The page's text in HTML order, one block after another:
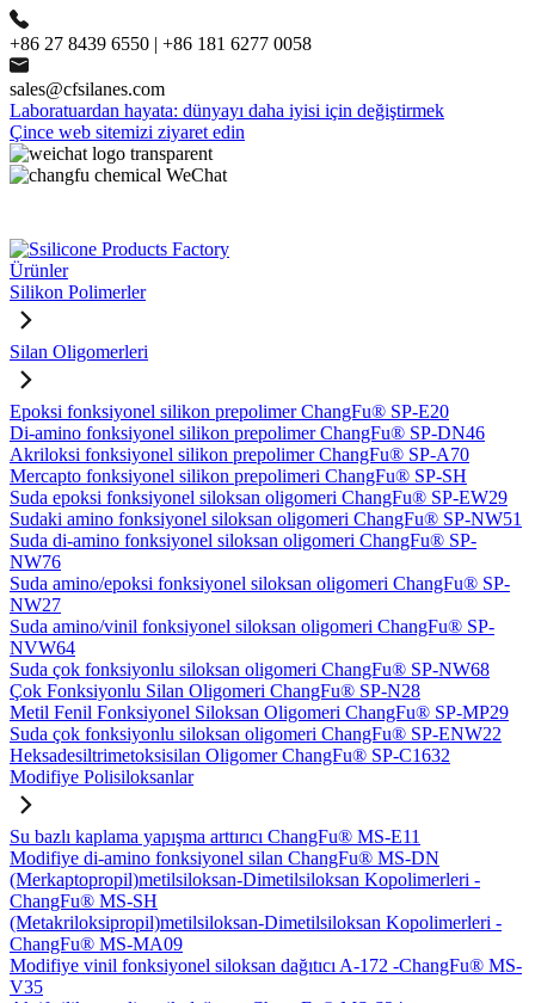
+86 27 8439 6550 | +86 181 6277 0058
sales@cfsilanes.com
Laboratuardan hayata: dünyayı daha iyisi için değiştirmek
Çince web sitemizi ziyaret edin
Ürünler
Silikon Polimerler
Silan Oligomerleri
Epoksi fonksiyonel silikon prepolimer ChangFu® SP-E20
Di-amino fonksiyonel silikon prepolimer ChangFu® SP-DN46
Akriloksi fonksiyonel silikon prepolimer ChangFu® SP-A70
Mercapto fonksiyonel silikon prepolimeri ChangFu® SP-SH
Suda epoksi fonksiyonel siloksan oligomeri ChangFu® SP-EW29
Sudaki amino fonksiyonel siloksan oligomeri ChangFu® SP-NW51
Suda di-amino fonksiyonel siloksan oligomeri ChangFu® SP-
NW76
Suda amino/epoksi fonksiyonel siloksan oligomeri ChangFu® SP-
NW27
Suda amino/vinil fonksiyonel siloksan oligomeri ChangFu® SP-
NVW64
Suda çok fonksiyonlu siloksan oligomeri ChangFu® SP-NW68
Çok Fonksiyonlu Silan Oligomeri ChangFu® SP-N28
Metil Fenil Fonksiyonel Siloksan Oligomeri ChangFu® SP-MP29
Suda çok fonksiyonlu siloksan oligomeri ChangFu® SP-ENW22
Heksadesiltrimetoksisilan Oligomer ChangFu® SP-C1632
Modifiye Polisiloksanlar
Su bazlı kaplama yapışma arttırıcı ChangFu® MS-E11
Modifiye di-amino fonksiyonel silan ChangFu® MS-DN
(Merkaptopropil)metilsiloksan-Dimetilsiloksan Kopolimerleri -
ChangFu® MS-SH
(Metakriloksipropil)metilsiloksan-Dimetilsiloksan Kopolimerleri -
ChangFu® MS-MA09
Modifiye vinil fonksiyonel siloksan dağıtıcı A-172 -ChangFu® MS-
V35